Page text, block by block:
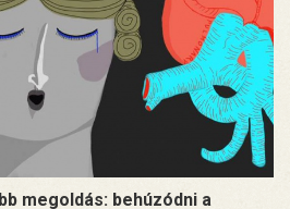
megoldás: behúzódni a